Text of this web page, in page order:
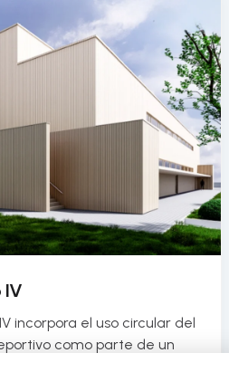
IV
incorpora el uso circular del
como parte de un